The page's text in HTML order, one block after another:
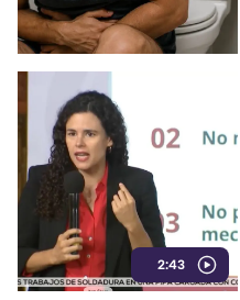
2:43